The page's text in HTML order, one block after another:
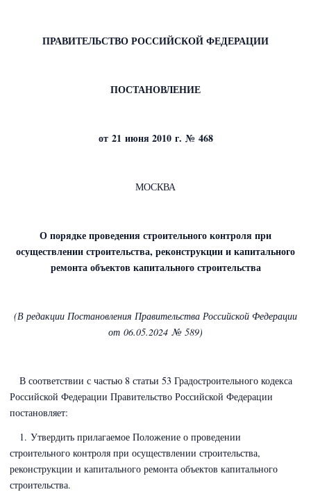
ПРАВИТЕЛЬСТВО РОССИЙСКОЙ ФЕДЕРАЦИИ
ПОСТАНОВЛЕНИЕ
от 21 июня 2010 г. № 468
МОСКВА
О порядке проведения строительного контроля при
осуществлении строительства, реконструкции и капитального
ремонта объектов капитального строительства
(В редакции Постановления Правительства Российской Федерации
от 06.05.2024 № 589)
В соответствии с частью 8 статьи 53 Градостроительного кодекса
Российской Федерации Правительство Российской Федерации
постановляет:
1. Утвердить прилагаемое Положение о проведении
строительного контроля при осуществлении строительства,
реконструкции и капитального ремонта объектов капитального
строительства.